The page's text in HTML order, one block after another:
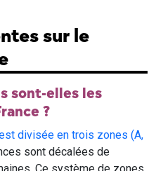
sur le
sont-elles les
?
divisée en trois zones (A,
sont décalées de